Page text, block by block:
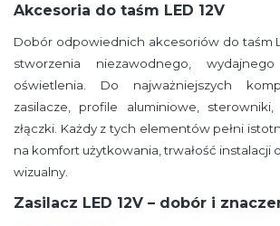
Akcesoria do taśm LED 12V
Dobór odpowiednich akcesoriów do taśm
stworzenia niezawodnego,
oświetlenia. Do najważniejszych
zasilacze, profile aluminiowe,
złączki. Każdy z tych elementów pełni
na komfort użytkowania, trwałość instalacji
wizualny.
Zasilacz LED 12V – dobór i